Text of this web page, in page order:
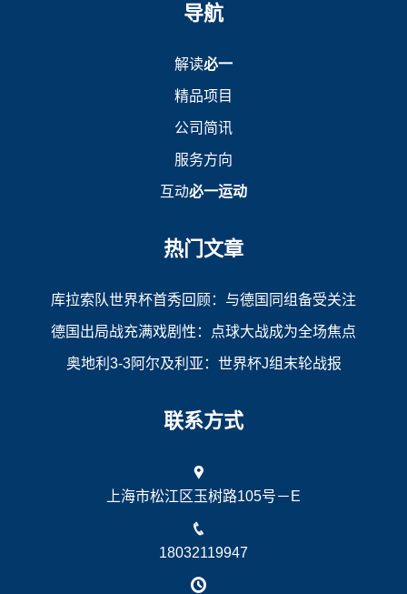
导航
解读必一
精品项目
公司简讯
服务方向
互动必一运动
热门文章
库拉索队世界杯首秀回顾：与德国同组备受关注
德国出局战充满戏剧性：点球大战成为全场焦点
奥地利3-3阿尔及利亚：世界杯J组末轮战报
联系方式
上海市松江区玉树路105号－E
18032119947